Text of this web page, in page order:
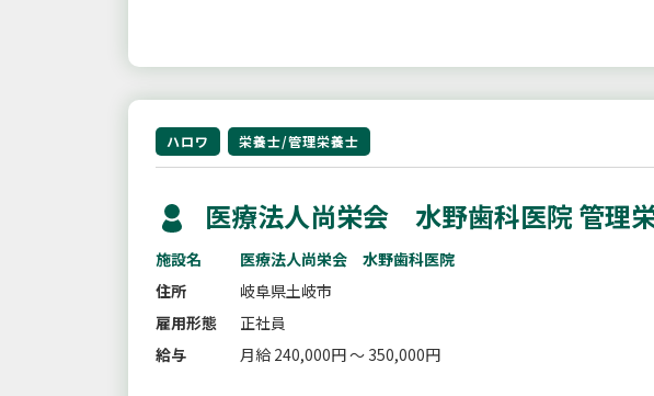
ハロワ 栄養士/管理栄養士
医療法人尚栄会 水野歯科医院 管理
施設名
医療法人尚栄会 水野歯科医院
住所
岐阜県土岐市
雇用形態
正社員
給与
月給 240,000円 ～ 350,000円